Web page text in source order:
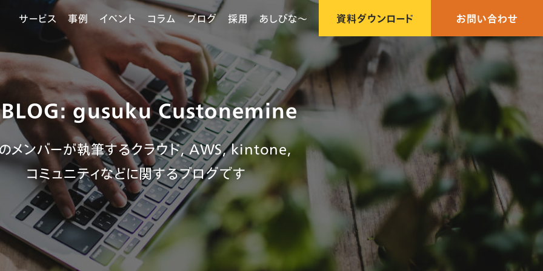
サービス 事例 イベント コラム ブログ 採用 あしびな〜 資料ダウンロード お問い合わせ
BLOG: gusuku Custonemine
メンバーが執筆するクラウド, AWS, kintone,
コミュニティなどに関するブログです